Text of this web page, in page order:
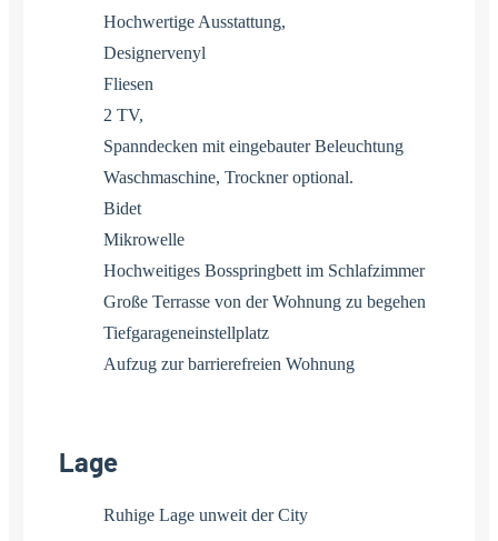
Hochwertige Ausstattung,
Designervenyl
Fliesen
2 TV,
Spanndecken mit eingebauter Beleuchtung
Waschmaschine, Trockner optional.
Bidet
Mikrowelle
Hochweitiges Bosspringbett im Schlafzimmer
Große Terrasse von der Wohnung zu begehen
Tiefgarageneinstellplatz
Aufzug zur barrierefreien Wohnung
Lage
Ruhige Lage unweit der City